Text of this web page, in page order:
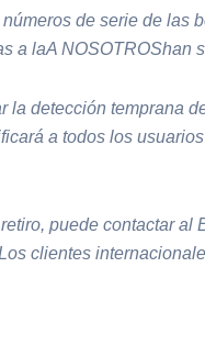
de serie de las
a laA NOSOTROShan
detección temprana
a todos los
puede contactar
clientes